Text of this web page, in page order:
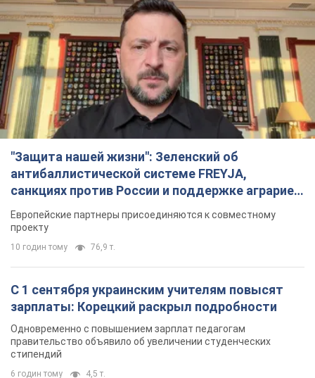
санкциях против России и поддержке аграриев.
Видео
Европейские партнеры присоединяются к совместному
проекту
10 годин тому 76,9 т.
С 1 сентября украинским учителям повысят
зарплаты: Корецкий раскрыл подробности
правительство объявило об увеличении студенческих
стипендий
6 годин тому 4,5 т.
«Нам они тоже нужны»: Трамп ответил на
просьбу Зеленского о передаче Украине ракет
для Patriot
Американские запасы отдельных видов боеприпасов
ограничены
6 годин тому